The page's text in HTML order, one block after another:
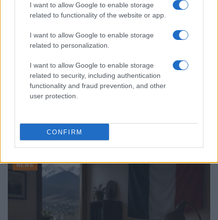
I want to allow Google to enable storage
related to functionality of the website or app.
I want to allow Google to enable storage
related to personalization.
I want to allow Google to enable storage
related to security, including authentication
functionality and fraud prevention, and other
user protection.
CONFIRM
Noemi in ospedale: il racconto della riabilitazione e il
ritorno sul palco
NEWS